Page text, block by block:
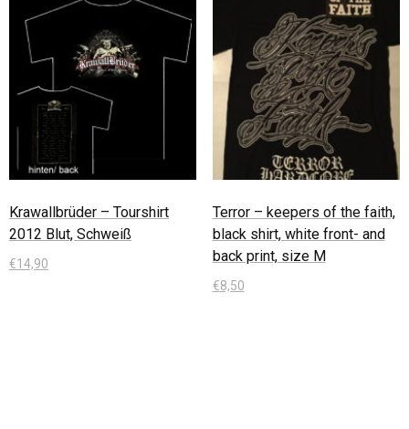
Krawallbrüder – Tourshirt
2012 Blut, Schweiß
€14,90
Terror – keepers of the faith,
black shirt, white front- and
back print, size M
€8,50